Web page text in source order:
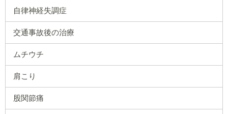
自律神経失調症
交通事故後の治療
ムチウチ
肩こり
股関節痛